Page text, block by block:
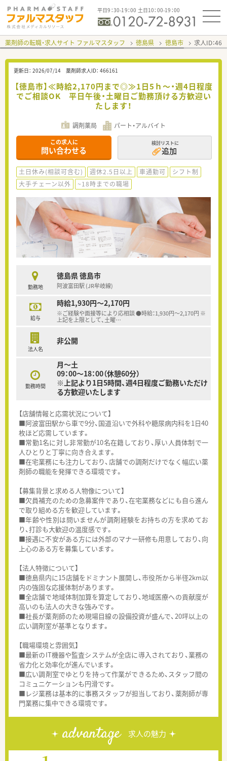
平日9：30-19：00 土日10：00-19：00
薬剤師の転職・求人サイト ファルマスタッフ 徳島県 徳島市 求人ID：
更新日： 2026/07/14 薬剤師求人ID： 466161
【徳島市】≪時給2,170円まで◎≫1日5ｈ～・週4日程度
でご相談OK 平日午後・土曜日ご勤務頂ける方歓迎い
たします！
調剤薬局 パート・アルバイト
この求人に
問い合わせる
検討リストに
追加
土日休み(相談可含む) 週休2.5日以上 車通勤可
シフト制
大手チェーン以外
~18時までの職場
勤務地
徳島県 徳島市
阿波富田駅 (JR牟岐線)
給与
時給1,930円～2,170円
※ご経験や面接等により応相談 ●時給：1,930円〜2,170円 ※
上記を上限として、土曜…
法人名
非公開
勤務時間
月～土
09：00～18：00（休憩60分）
※上記より1日5時間、週4日程度ご勤務いただけ
る方歓迎いたします
【店舗情報と応需状況について】
■阿波富田駅から車で9分、国道沿いで外科や糖尿病内科を1日40
枚ほど応需しています。
■常勤1名に対し非常勤が10名在籍しており、厚い人員体制で一
人ひとりと丁寧に向き合えます。
■在宅業務にも注力しており、店舗での調剤だけでなく幅広い薬
剤師の職能を発揮できる環境です。
【募集背景と求める人物像について】
■欠員補充のための急募案件であり、在宅業務などにも自ら進ん
で取り組める方を歓迎しています。
■年齢や性別は問いませんが調剤経験をお持ちの方を求めてお
り、打診も大歓迎の温度感です。
■接遇に不安がある方には外部のマナー研修も用意しており、向
上心のある方を募集しています。
【法人特徴について】
■徳島県内に15店舗をドミナント展開し、市役所から半径2km以
内の強固な応援体制があります。
■全店舗で地域体制加算を算定しており、地域医療への貢献度が
高いのも法人の大きな強みです。
■社長が薬剤師のため現場目線の設備投資が盛んで、20坪以上の
広い調剤室が基準となります。
【職場環境と雰囲気】
■最新のIT機器や監査システムが全店に導入されており、業務の
省力化と効率化が進んでいます。
■広い調剤室でゆとりを持って作業ができるため、スタッフ間の
コミュニケーションも円滑です。
■レジ業務は基本的に事務スタッフが担当しており、薬剤師が専
門業務に集中できる環境です。
advantage 求人の魅力